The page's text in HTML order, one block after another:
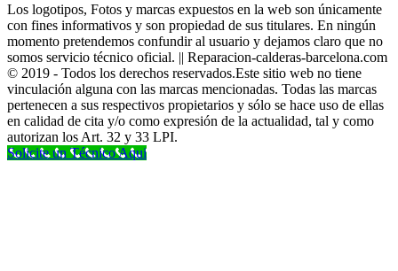
Los logotipos, Fotos y marcas expuestos en la web son únicamente
con fines informativos y son propiedad de sus titulares. En ningún
momento pretendemos confundir al usuario y dejamos claro que no
somos servicio técnico oficial. || Reparacion-calderas-barcelona.com
© 2019 - Todos los derechos reservados.Este sitio web no tiene
vinculación alguna con las marcas mencionadas. Todas las marcas
pertenecen a sus respectivos propietarios y sólo se hace uso de ellas
en calidad de cita y/o como expresión de la actualidad, tal y como
autorizan los Art. 32 y 33 LPI.
Solicite un Técnico Aqui